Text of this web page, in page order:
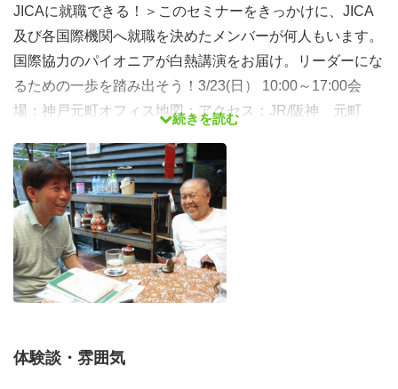
JICAに就職できる！＞このセミナーをきっかけに、JICA
及び各国際機関へ就職を決めたメンバーが何人もいます。
国際協力のパイオニアが白熱講演をお届け。リーダーにな
るための一歩を踏み出そう！3/23(日） 10:00～17:00会
場：神戸元町オフィス地図：アクセス：JR/阪神 元町
費1日 2500円 ☆学生は￥500引き。(要学生証）■
講師 ガリレオ代表 浅井一正命がけの現場で働いてこら
れた講師の話は、どれも迫力満点！紹介⇒【お問い合わ
せ】メール⇒info@galileoclub.org
0625（担当：加藤）＊＊＊＊＊＊＊＊＊＊＊＊＊＊＊＊
＊＊＊＊＊講師と会話しながら進んでいくセミナーです！
愛、どんなシチュエーションでも人間としての魅力があれ
続きを読む
体験談・雰囲気